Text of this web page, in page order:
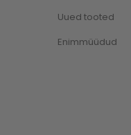
Uued tooted
Enimmüüdud